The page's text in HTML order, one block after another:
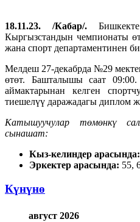
18.11.23. /Кабар/.
Кыргызстандын чемпионаты
жана спорт департаментинен
Мелдеш 27-декабрда №29
өтөт. Башталышы саат
аймактарынан келген
тиешелүү даражадагы диплом
Катышуучулар төмөнкү
сынашат:
Кыз-келиндер арасында:
Эркектер арасында: 55,
Күнүнө
август 2026